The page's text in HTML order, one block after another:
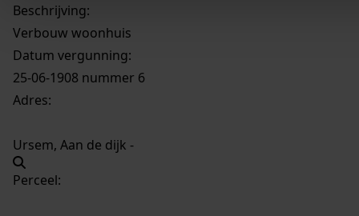
Beschrijving:
Verbouw woonhuis
Datum vergunning:
25-06-1908 nummer 6
Adres:
Ursem, Aan de dijk -
Perceel: